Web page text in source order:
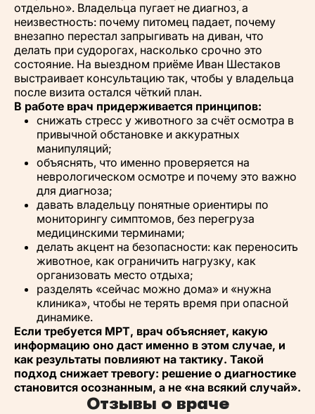
отдельно». Владельца пугает не диагноз, а
неизвестность: почему питомец падает, почему
внезапно перестал запрыгивать на диван, что
делать при судорогах, насколько срочно это
состояние. На выездном приёме Иван Шестаков
выстраивает консультацию так, чтобы у владельца
после визита остался чёткий план.
В работе врач придерживается принципов:
снижать стресс у животного за счёт осмотра в
привычной обстановке и аккуратных
манипуляций;
объяснять, что именно проверяется на
неврологическом осмотре и почему это важно
для диагноза;
давать владельцу понятные ориентиры по
мониторингу симптомов, без перегруза
медицинскими терминами;
делать акцент на безопасности: как переносить
животное, как ограничить нагрузку, как
организовать место отдыха;
разделять «сейчас можно дома» и «нужна
клиника», чтобы не терять время при опасной
динамике.
Если требуется МРТ, врач объясняет, какую
информацию оно даст именно в этом случае, и
как результаты повлияют на тактику. Такой
подход снижает тревогу: решение о диагностике
становится осознанным, а не «на всякий случай».
Отзывы о враче